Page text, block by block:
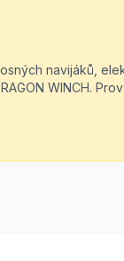
navijáků,
WINCH.